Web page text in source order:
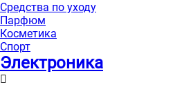
Средства по уходу
Парфюм
Косметика
Спорт
Электроника